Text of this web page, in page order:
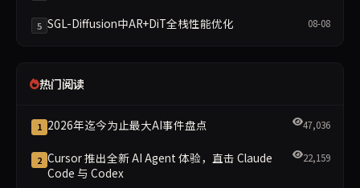
5 SGL-Diffusion中AR+DiT全栈性能优化 08-08
热门阅读
1 2026年迄今为止最大AI事件盘点 47,036
2 Cursor 推出全新 AI Agent 体验，直击 Claude
Code 与 Codex
22,159